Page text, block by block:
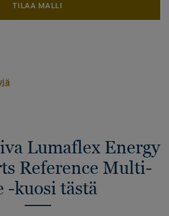
TILAA MALLI
Lumaflex Energy
Reference Multi-
-kuosi tästä